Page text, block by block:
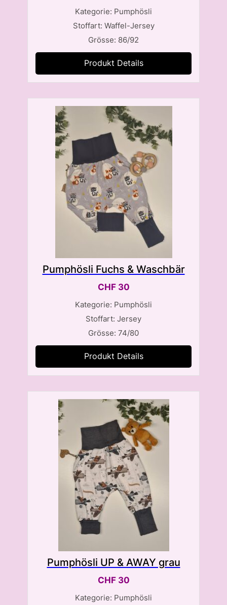
Kategorie: Pumphösli
Stoffart: Waffel-Jersey
Grösse: 86/92
Produkt Details
Pumphösli Fuchs & Waschbär
CHF30
Kategorie: Pumphösli
Stoffart: Jersey
Grösse: 74/80
Produkt Details
Pumphösli UP & AWAY grau
CHF30
Kategorie: Pumphösli